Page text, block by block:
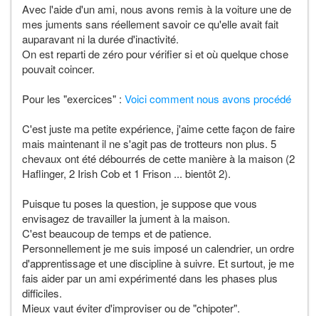
Avec l'aide d'un ami, nous avons remis à la voiture une de
mes juments sans réellement savoir ce qu'elle avait fait
auparavant ni la durée d'inactivité.
On est reparti de zéro pour vérifier si et où quelque chose
pouvait coincer.
Pour les "exercices" : Voici comment nous avons procédé
C'est juste ma petite expérience, j'aime cette façon de faire
mais maintenant il ne s'agit pas de trotteurs non plus. 5
chevaux ont été débourrés de cette manière à la maison (2
Haflinger, 2 Irish Cob et 1 Frison ... bientôt 2).
Puisque tu poses la question, je suppose que vous
envisagez de travailler la jument à la maison.
C'est beaucoup de temps et de patience.
Personnellement je me suis imposé un calendrier, un ordre
d'apprentissage et une discipline à suivre. Et surtout, je me
fais aider par un ami expérimenté dans les phases plus
difficiles.
Mieux vaut éviter d'improviser ou de "chipoter".